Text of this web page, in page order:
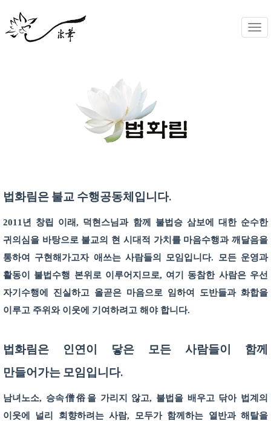
법화림은 불교 수행공동체입니다.
2011년 창립 이래, 덕현스님과 함께 불법승 삼보에 대한 순수한
귀의심을 바탕으로 불교의 현 시대적 가치를 마음수행과 깨달음을
통하여 구현해가고자 애쓰는 사람들의 모임입니다. 모든 운영과
활동이 불법수행 본위로 이루어지므로, 여기 동참한 사람은 우선
자기수행에 진실하고 올곧은 마음으로 임하여 도반들과 화합을
이루고 주위와 이웃에 기여하려고 해야 합니다.
법화림은 인연이 닿은 모든 사람들이 함께
만들어가는 모임입니다.
남녀노소, 승속僧俗을 가리지 않고, 불법을 배우고 닦아 법계의
이웃에 널리 회향하려는 사람, 모두가 함께하는 열반과 해탈을